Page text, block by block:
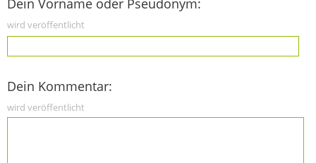
wird veröffentlicht
Dein Kommentar:
wird veröffentlicht